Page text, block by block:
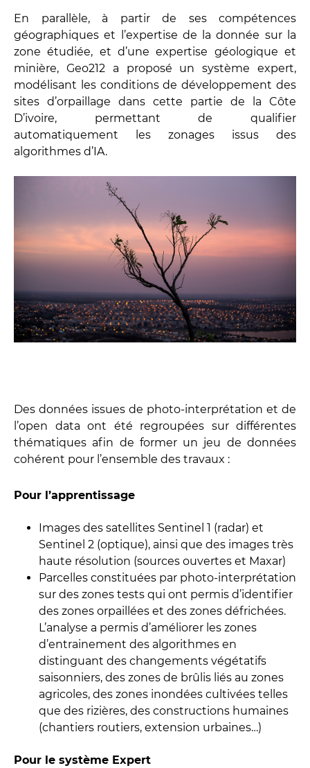
En parallèle, à partir de ses compétences
géographiques et l’expertise de la donnée sur la
zone étudiée, et d’une expertise géologique et
minière, Geo212 a proposé un système expert,
modélisant les conditions de développement des
sites d’orpaillage dans cette partie de la Côte
D’ivoire, permettant de qualifier
automatiquement les zonages issus des
algorithmes d’IA.
Des données issues de photo-interprétation et de
l’open data ont été regroupées sur différentes
thématiques afin de former un jeu de données
cohérent pour l’ensemble des travaux :
Pour l’apprentissage
Images des satellites Sentinel 1 (radar) et
Sentinel 2 (optique), ainsi que des images très
haute résolution (sources ouvertes et Maxar)
Parcelles constituées par photo-interprétation
sur des zones tests qui ont permis d’identifier
des zones orpaillées et des zones défrichées.
L’analyse a permis d’améliorer les zones
d’entrainement des algorithmes en
distinguant des changements végétatifs
saisonniers, des zones de brûlis liés au zones
agricoles, des zones inondées cultivées telles
que des rizières, des constructions humaines
(chantiers routiers, extension urbaines…)
Pour le système Expert